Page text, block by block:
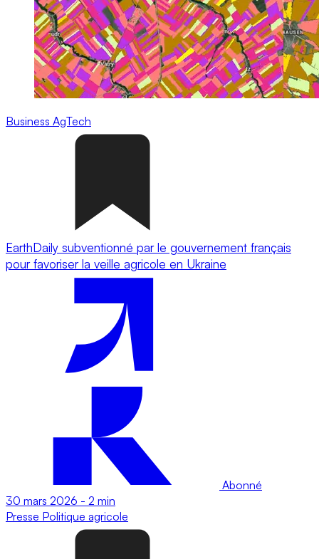
Business AgTech
EarthDaily subventionné par le gouvernement français
pour favoriser la veille agricole en Ukraine
Abonné
30 mars 2026 - 2 min
Presse Politique agricole